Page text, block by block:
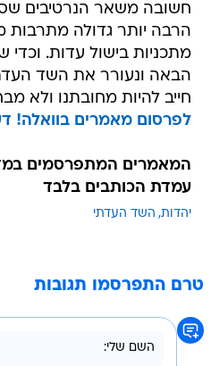
חשובה משאר הנרטיבים
הרבה יותר גדולה מתרבות
מתכניות בישול עדות. וכדי
הבאה ונעורר את השד
חייב להיות מחובתנו ולא
לפרסום מאמרים בוואלה!
המאמרים המתפרסמים
עמדת הכותבים בלבד
יהדות השד העדתי
טרם התפרסמו תגובות